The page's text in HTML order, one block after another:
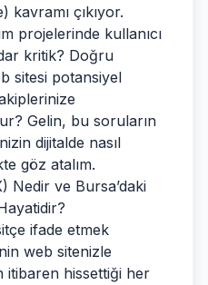
çıkıyor.
projelerinde kullanıcı
kritik? Doğru
sitesi potansiyel
Gelin, bu soruların
dijitalde nasıl
göz atalım.
Nedir ve Bursa’daki
ifade etmek
web sitenizle
itibaren hissettiği her